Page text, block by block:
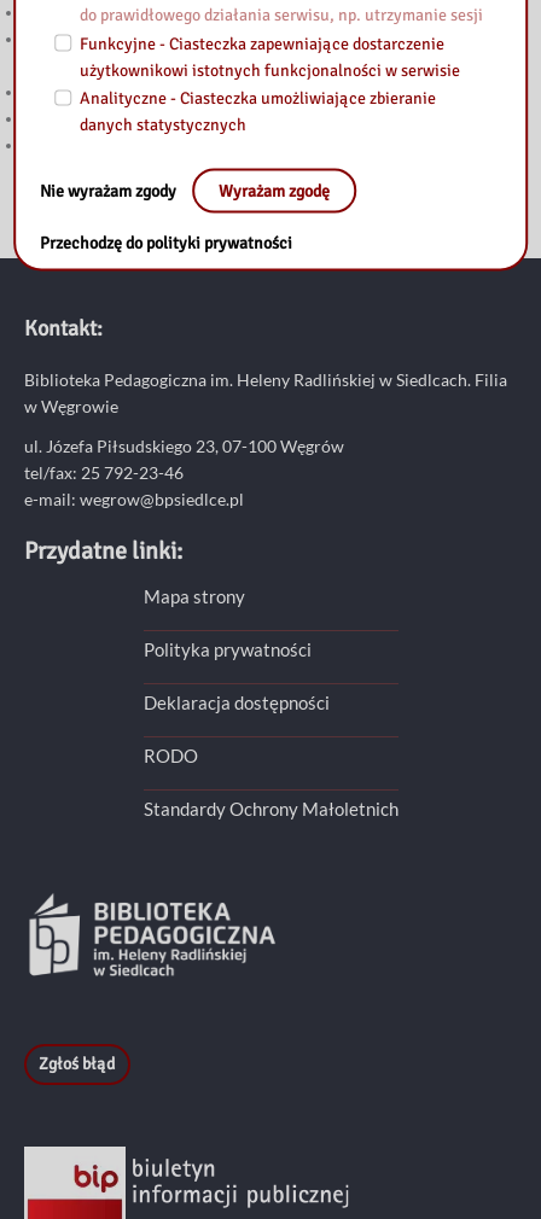
Głosuj w Budżecie Obywatelskim Mazowsza 2026!
Sukces bibliotecznego konkursu fotograficznego „Sleeveface –
ubierz się w książkę”
Konkurs dla dzieci i młodzieży
Ferie zimowe w bibliotece!
Kontakt:
Biblioteka Pedagogiczna im. Heleny Radlińskiej w Siedlcach. Filia
w Węgrowie
ul. Józefa Piłsudskiego 23, 07-100 Węgrów
tel/fax: 25 792-23-46
e-mail: wegrow@bpsiedlce.pl
Przydatne linki:
Mapa strony
Polityka prywatności
Deklaracja dostępności
RODO
Standardy Ochrony Małoletnich
Zgłoś błąd
do prawidłowego działania serwisu, np. utrzymanie sesji
Funkcyjne - Ciasteczka zapewniające dostarczenie
użytkownikowi istotnych funkcjonalności w serwisie
Analityczne - Ciasteczka umożliwiające zbieranie
danych statystycznych
Nie wyrażam zgody Wyrażam zgodę
Przechodzę do polityki prywatności